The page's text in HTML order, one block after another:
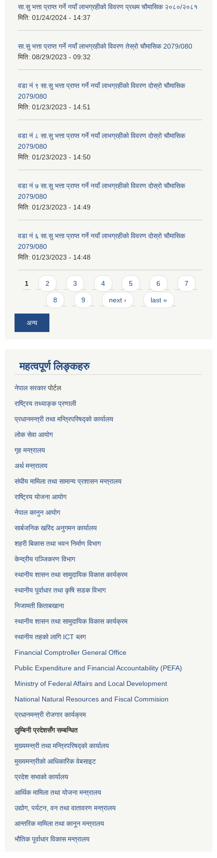
सा.सु भत्ता प्राप्त गर्ने नयाँ लाभग्रहीको विवरण प्रथम चौमासिक २०८०/२०८१
मिति: 01/24/2024 - 14:37
सा.सु भत्ता प्राप्त गर्ने नयाँ लाभग्रहीको विवरण तेस्रो चौमासिक 2079/080
मिति: 08/29/2023 - 09:32
वडा नं ९ सा.सु भत्ता प्राप्त गर्ने नयाँ लाभग्रहीको विवरण दोस्रो चौमासिक
2079/080
मिति: 01/23/2023 - 14:51
वडा नं ८ सा.सु भत्ता प्राप्त गर्ने नयाँ लाभग्रहीको विवरण दोस्रो चौमासिक
2079/080
मिति: 01/23/2023 - 14:50
वडा नं ७ सा.सु भत्ता प्राप्त गर्ने नयाँ लाभग्रहीको विवरण दोस्रो चौमासिक
2079/080
मिति: 01/23/2023 - 14:49
वडा नं ६ सा.सु भत्ता प्राप्त गर्ने नयाँ लाभग्रहीको विवरण दोस्रो चौमासिक
2079/080
मिति: 01/23/2023 - 14:48
Pages
1 2 3 4 5 6 7
8 9 next › last »
अन्य
महत्वपूर्ण लिङ्कहरु
नेपाल सरकारपोर्टल
राष्ट्रिय तथ्याङ्क प्रणाली
प्रधानमन्त्री तथा मन्त्रिपरिषद्को कार्यालय
लोक सेवाआयोग
गृह मन्त्रालय
अर्थ मन्त्रालय
संघीय मामिला तथा सामान्य प्रशासन मन्त्रालय
राष्ट्रिय योजना आयोग
नेपाल कानुन आयोग
सार्बजनिक खरिद अनुगमन कार्यालय
शहरी बिकास तथा भवन निर्माण विभाग
केन्द्रीय पञ्जिकरण विभाग
स्थानीय शासन तथा सामुदायिक विकास कार्यक्रम
स्थानीय पूर्वाधार तथा कृषि सडक विभाग
निजामती किताबखाना
स्थानीय शासन तथा सामुदायिक विकास कार्यक्रम
स्थानीय तहको लागि ICT ब्लग
Financial Comptroller General Office
Public Expenditure and Financial Accountability (PEFA)
Ministry of Federal Affairs and Local Development
National Natural Resources and Fiscal Commision
प्रधानमन्त्री रोजगार कार्यक्रम
लुम्बिनी प्रदेशसँग सम्बन्धित
मुख्यमन्त्री तथा मन्त्रिपरिषद्को कार्यालय
मुख्यमन्त्रीको आधिकारिक वेबसाइट
प्रदेश सभाको कार्यालय
आर्थिक मामिला तथा योजना मन्त्रालय
उद्योग, पर्यटन, वन तथा वातावरण मन्त्रालय
आन्तरिक मामिला तथा कानून मन्त्रालय
भौतिक पूर्वाधार विकास मन्त्रालय